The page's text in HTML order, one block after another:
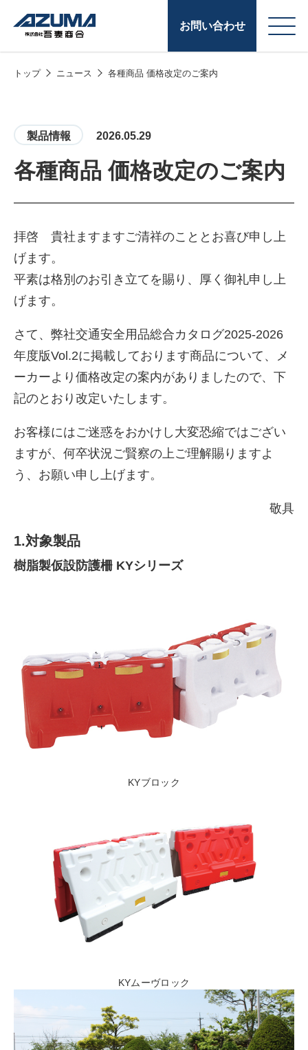
お問い合わせ
株式会社吾妻商会 会
社案内
製品・サービス
LPG販売
給油カード
コークス・鋳物
トップ ニュース 各種商品 価格改定のご案内
製品情報 2026.05.29
各種商品 価格改定のご案内
拝啓 貴社ますますご清祥のこととお喜び申し上
げます。
平素は格別のお引き立てを賜り、厚く御礼申し上
げます。
さて、弊社交通安全用品総合カタログ2025-2026
年度版Vol.2に掲載しております商品について、メ
ーカーより価格改定の案内がありましたので、下
記のとおり改定いたします。
お客様にはご迷惑をおかけし大変恐縮ではござい
ますが、何卒状況ご賢察の上ご理解賜りますよ
う、お願い申し上げます。
敬具
1.対象製品
樹脂製仮設防護柵 KYシリーズ
KYブロック
KYムーヴロック